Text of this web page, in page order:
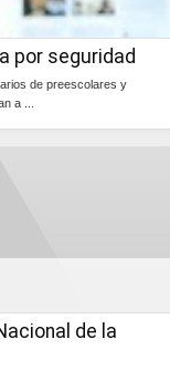
por seguridad
de preescolares y
a ...
de la